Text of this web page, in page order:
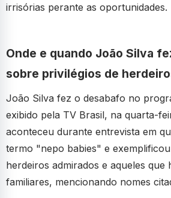
irrisórias perante as oportunidades.
Onde e quando João Silva
sobre privilégios de
João Silva fez o desabafo no
exibido pela TV Brasil, na quarta-
aconteceu durante entrevista em
termo "nepo babies" e
herdeiros admirados e aqueles que
familiares, mencionando nomes